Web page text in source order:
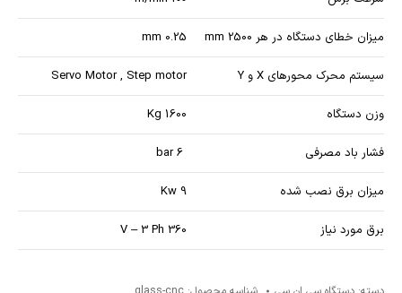
میزان خطای دستگاه در هر mm 2500 0.25 mm
سیستم محرک محورهای X و Y Servo Motor , Step motor
وزن دستگاه 1600 Kg
فشار باد مصرفی
میزان برق نصب شده 9 Kw
برق مورد نیاز 360 V – 3 Ph